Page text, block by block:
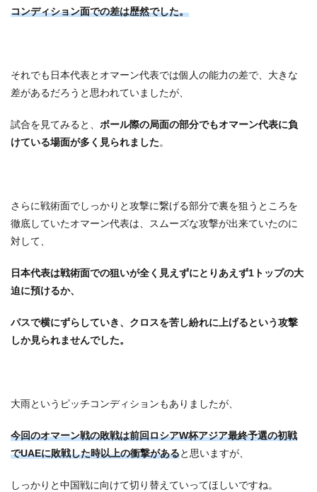
コンディション面での差は歴然でした。
それでも日本代表とオマーン代表では個人の能力の差で、大きな
差があるだろうと思われていましたが、
試合を見てみると、 ボール際の局面の部分でもオマーン代表に負
けている場面が多く見られました。
さらに戦術面でしっかりと攻撃に繋げる部分で裏を狙うところを
徹底していたオマーン代表は、スムーズな攻撃が出来ていたのに
対して、
日本代表は戦術面での狙いが全く見えずにとりあえず1トップの大
迫に預けるか、
パスで横にずらしていき、クロスを苦し紛れに上げるという攻撃
しか見られませんでした。
大雨というピッチコンディションもありましたが、
今回のオマーン戦の敗戦は前回ロシアW杯アジア最終予選の初戦
でUAEに敗戦した時以上の衝撃があると思いますが、
しっかりと中国戦に向けて切り替えていってほしいですね。